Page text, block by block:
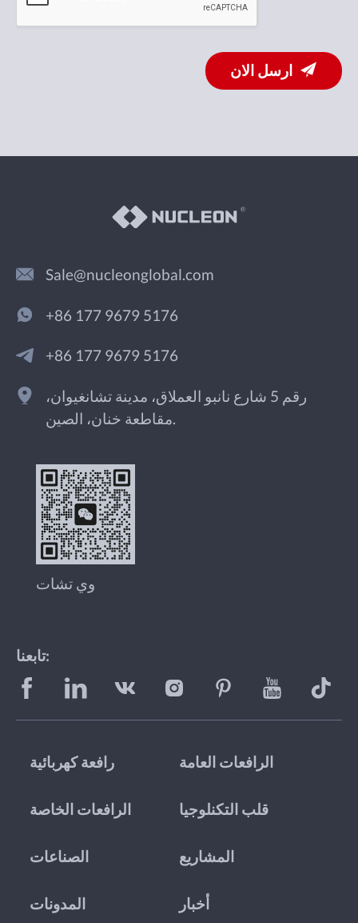
ارسل الان
Sale@nucleonglobal.com
+86 177 9679 5176
+86 177 9679 5176
رقم 5 شارع نانبو العملاق، مدينة تشانغيوان،
مقاطعة خنان، الصين.
وي تشات
تابعنا:
رافعة كهربائية الرافعات العامة
الرافعات الخاصة قلب التكنلوجيا
الصناعات المشاريع
المدونات أخبار